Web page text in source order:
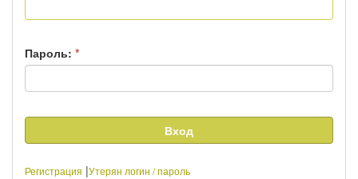
Пароль: *
Регистрация |Утерян логин / пароль